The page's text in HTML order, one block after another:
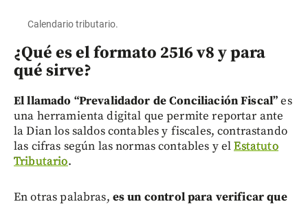
Calendario tributario.
¿Qué es el formato 2516 v8 y para
qué sirve?
El llamado “Prevalidador de Conciliación Fiscal”es
una herramienta digital que permite reportar ante
la Dian los saldos contables y fiscales, contrastando
las cifras según las normas contables y elEstatuto
Tributario.
En otras palabras, es un control para verificar que